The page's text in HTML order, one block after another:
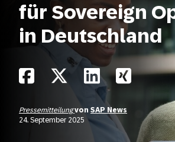
für Sovereign
in Deutschland
Pressemitteilungvon SAP News
24. September 2025